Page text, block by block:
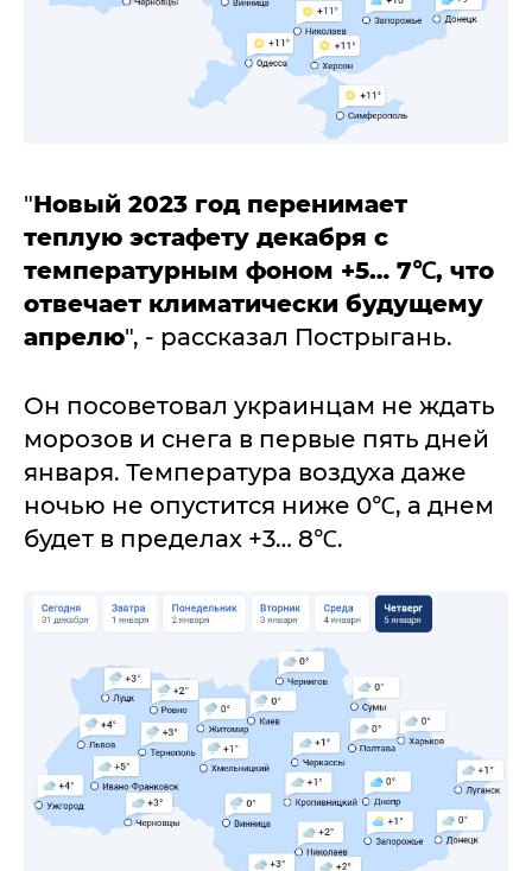
"Новый 2023 год перенимает
теплую эстафету декабря с
температурным фоном +5… 7℃, что
отвечает климатически будущему
апрелю", - рассказал Пострыгань.
Он посоветовал украинцам не ждать
морозов и снега в первые пять дней
января. Температура воздуха даже
ночью не опустится ниже 0℃, а днем
будет в пределах +3… 8℃.